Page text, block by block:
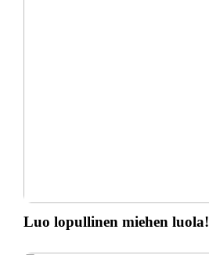
Luo lopullinen miehen luola!